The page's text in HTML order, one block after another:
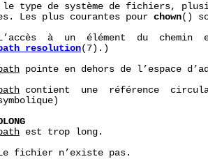
type de système de fichiers,
Les plus courantes pour
chown()
à  un  élément  du
(7).)
pointe en dehors de l’espace
contient  une  référence
est trop long.
fichier n’existe pas.